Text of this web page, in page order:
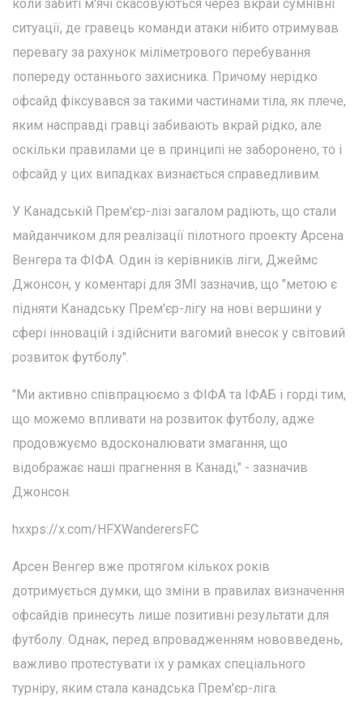
коли забиті м'ячі скасовуються через вкрай сумнівні
ситуації, де гравець команди атаки нібито отримував
перевагу за рахунок міліметрового перебування
попереду останнього захисника. Причому нерідко
офсайд фіксувався за такими частинами тіла, як плече,
яким насправді гравці забивають вкрай рідко, але
оскільки правилами це в принципі не заборонено, то і
офсайд у цих випадках визнається справедливим.
У Канадській Прем'єр-лізі загалом радіють, що стали
майданчиком для реалізації пілотного проекту Арсена
Венгера та ФІФА. Один із керівників ліги, Джеймс
Джонсон, у коментарі для ЗМІ зазначив, що "метою є
підняти Канадську Прем'єр-лігу на нові вершини у
сфері інновацій і здійснити вагомий внесок у світовий
розвиток футболу".
"Ми активно співпрацюємо з ФІФА та ІФАБ і горді тим,
що можемо впливати на розвиток футболу, адже
продовжуємо вдосконалювати змагання, що
відображає наші прагнення в Канаді," - зазначив
Джонсон.
hxxps://x.com/HFXWanderersFC
Арсен Венгер вже протягом кількох років
дотримується думки, що зміни в правилах визначення
офсайдів принесуть лише позитивні результати для
футболу. Однак, перед впровадженням нововведень,
важливо протестувати їх у рамках спеціального
турніру, яким стала канадська Прем'єр-ліга.